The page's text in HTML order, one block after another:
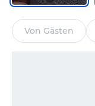
Von Gästen